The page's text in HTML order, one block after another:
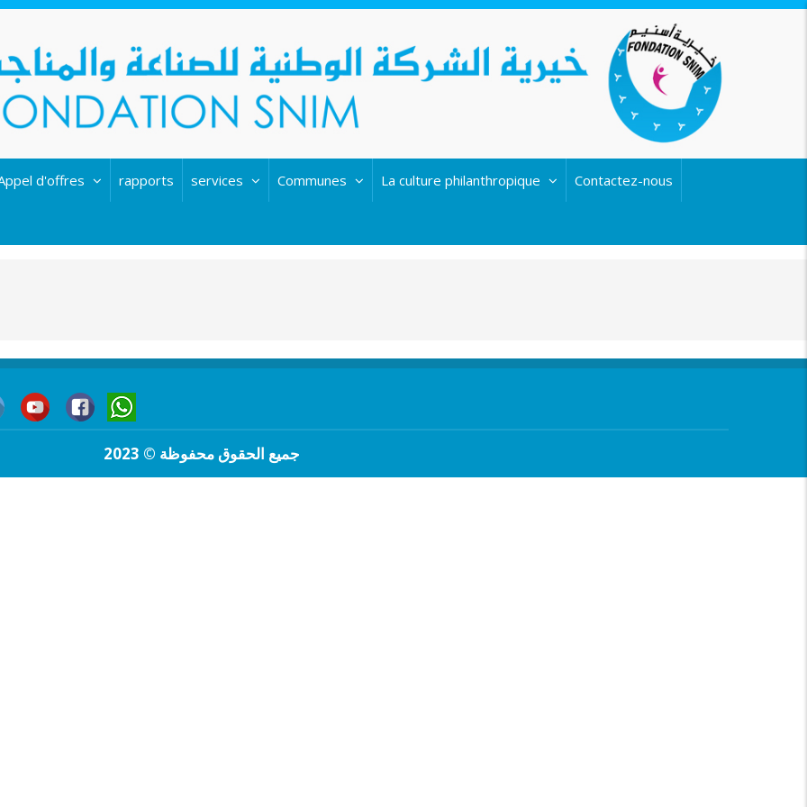
d'offres rapports services Communes La culture philanthropique Contactez-nous
جميع الحقوق محفوظة © 2023